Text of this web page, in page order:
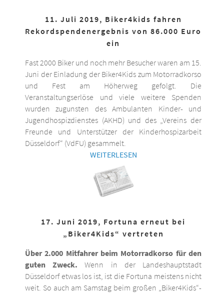
11. Juli 2019, Biker4kids fahren
Rekordspendenergebnis von 86.000 Euro
ein
Fast 2000 Biker und noch mehr Besucher waren am 15.
Juni der Einladung der Biker4Kids zum Motorradkorso
und Fest am Höherweg gefolgt. Die
Veranstaltungserlöse und viele weitere Spenden
wurden zugunsten des Ambulanten Kinder- und
Jugendhospizdienstes (AKHD) und des „Vereins der
Freunde und Unterstützer der Kinderhospizarbeit
Düsseldorf“ (VdFU) gesammelt.
WEITERLESEN
17. Juni 2019, Fortuna erneut bei
„Biker4Kids“ vertreten
Über 2.000 Mitfahrer beim Motorradkorso für den
guten Zweck. Wenn in der Landeshauptstadt
Düsseldorf etwas los ist, ist die Fortuna meistens nicht
weit. So auch am Samstag beim großen „Biker4Kids“-